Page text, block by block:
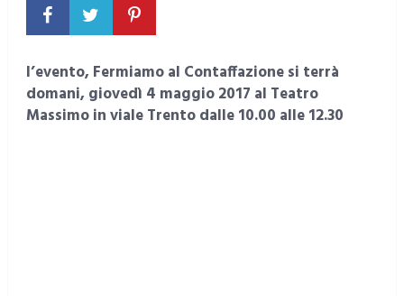
l’evento, Fermiamo al Contaffazione si terrà
domani, giovedì 4 maggio 2017 al Teatro
Massimo in viale Trento dalle 10.00 alle 12.30